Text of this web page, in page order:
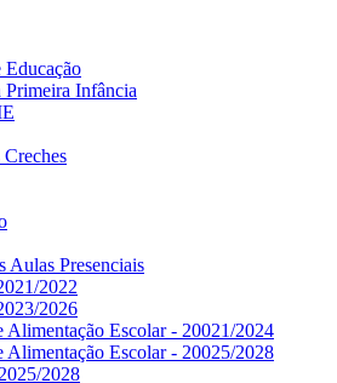
Infância
Aulas Presenciais
2022
2026
Escolar - 20021/2024
Escolar - 20025/2028
2028